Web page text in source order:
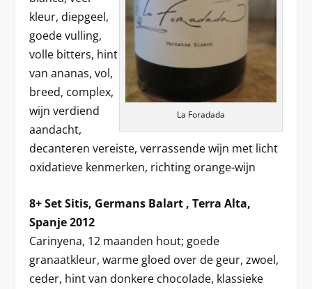
La Foradada
kleur, diepgeel,
goede vulling,
volle bitters, hint
van ananas, vol,
breed, complex,
wijn verdiend
aandacht,
decanteren vereiste, verrassende wijn met licht
oxidatieve kenmerken, richting orange-wijn
8+ Set Sitis, Germans Balart , Terra Alta,
Spanje 2012
Carinyena, 12 maanden hout; goede
granaatkleur, warme gloed over de geur, zwoel,
ceder, hint van donkere chocolade, klassieke